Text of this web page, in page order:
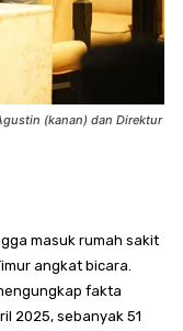
(kanan) dan Direktur
masuk rumah sakit
angkat bicara.
fakta
2025, sebanyak 51